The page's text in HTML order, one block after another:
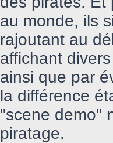
au monde, ils
rajoutant au
affichant
ainsi que par
la différence
"scene demo"
piratage.